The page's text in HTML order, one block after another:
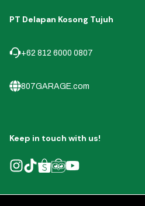
PT Delapan Kosong Tujuh
+62 812 6000 0807
807GARAGE.com
Keep in touch with us!